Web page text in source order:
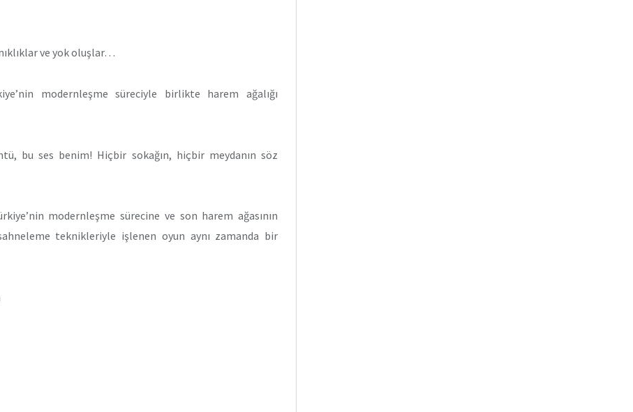
ve yok oluşlar…
modernleşme süreciyle birlikte harem ağalığı
bu ses benim! Hiçbir sokağın, hiçbir meydanın söz
modernleşme sürecine ve son harem ağasının
teknikleriyle işlenen oyun aynı zamanda bir